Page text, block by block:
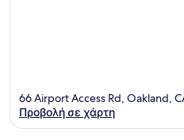
66 Airport Access Rd, Oakland,
Προβολή σε χάρτη